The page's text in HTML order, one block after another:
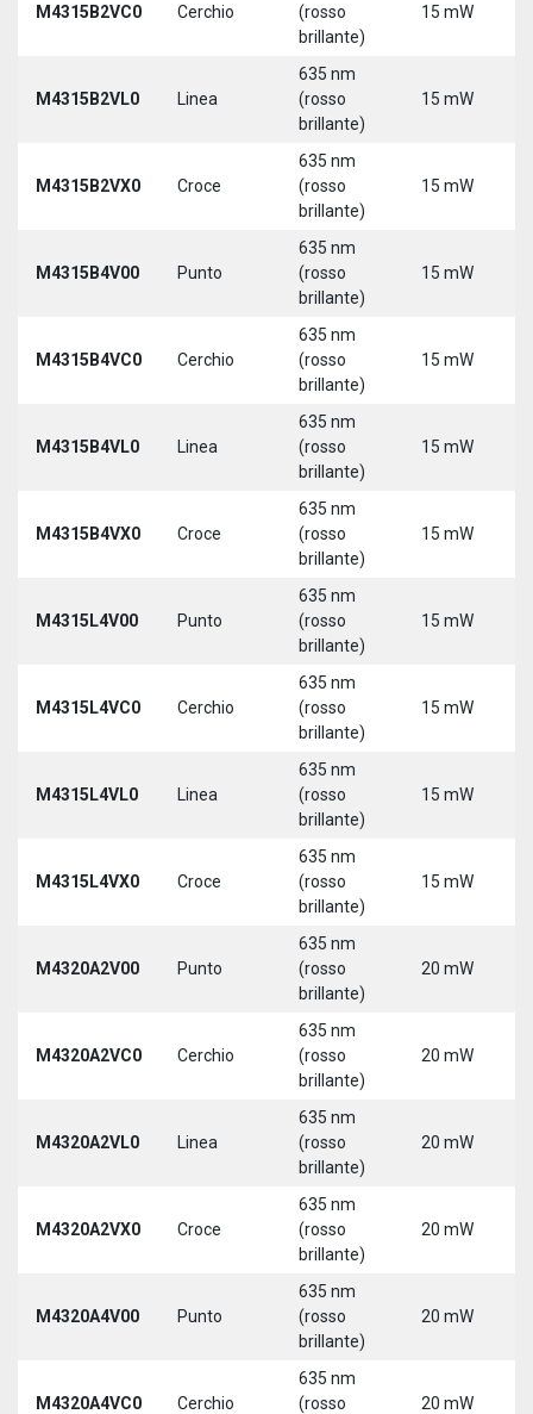
M4315B2VC0 Cerchio
(rosso
brillante)
15 mW
M4315B2VL0 Linea
635 nm
(rosso
brillante)
15 mW
M4315B2VX0 Croce
635 nm
(rosso
brillante)
15 mW
M4315B4V00 Punto
635 nm
(rosso
brillante)
15 mW
M4315B4VC0 Cerchio
635 nm
(rosso
brillante)
15 mW
M4315B4VL0 Linea
635 nm
(rosso
brillante)
15 mW
M4315B4VX0 Croce
635 nm
(rosso
brillante)
15 mW
M4315L4V00 Punto
635 nm
(rosso
brillante)
15 mW
M4315L4VC0 Cerchio
635 nm
(rosso
brillante)
15 mW
M4315L4VL0 Linea
635 nm
(rosso
brillante)
15 mW
M4315L4VX0 Croce
635 nm
(rosso
brillante)
15 mW
M4320A2V00 Punto
635 nm
(rosso
brillante)
20 mW
M4320A2VC0 Cerchio
635 nm
(rosso
brillante)
20 mW
M4320A2VL0 Linea
635 nm
(rosso
brillante)
20 mW
M4320A2VX0 Croce
635 nm
(rosso
brillante)
20 mW
M4320A4V00 Punto
635 nm
(rosso
brillante)
20 mW
M4320A4VC0 Cerchio
635 nm
(rosso
20 mW